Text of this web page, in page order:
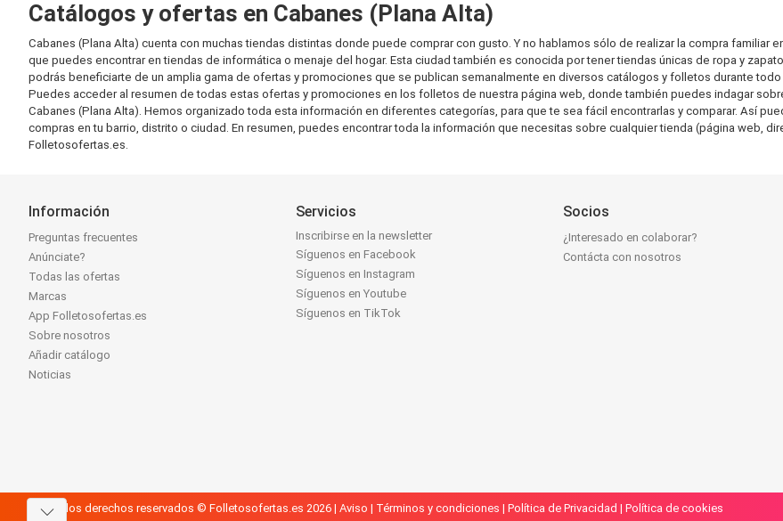
Catálogos y ofertas en Cabanes (Plana Alta)
Cabanes (Plana Alta) cuenta con muchas tiendas distintas donde puede comprar con gusto. Y no hablamos sólo de realizar la compra
que puedes encontrar en tiendas de informática o menaje del hogar. Esta ciudad también es conocida por tener tiendas únicas de ropa y
podrás beneficiarte de un amplia gama de ofertas y promociones que se publican semanalmente en diversos catálogos y folletos durante todo
Puedes acceder al resumen de todas estas ofertas y promociones en los folletos de nuestra página web, donde también puedes indagar
Cabanes (Plana Alta). Hemos organizado toda esta información en diferentes categorías, para que te sea fácil encontrarlas y comparar. Así
compras en tu barrio, distrito o ciudad. En resumen, puedes encontrar toda la información que necesitas sobre cualquier tienda (página web,
Folletosofertas.es.
Información
Preguntas frecuentes
Anúnciate?
Todas las ofertas
Marcas
App Folletosofertas.es
Sobre nosotros
Añadir catálogo
Noticias
Servicios
Inscribirse en la newsletter
Síguenos en Facebook
Síguenos en Instagram
Síguenos en Youtube
Síguenos en TikTok
Socios
¿Interesado en colaborar?
Contácta con nosotros
Todos los derechos reservados © Folletosofertas.es 2026 | Aviso | Términos y condiciones | Política de Privacidad | Política de cookies